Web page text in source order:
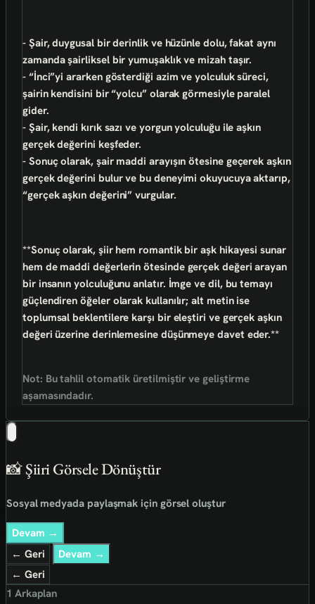
- Şair,duygusal bir derinlik ve hüzünle dolu, fakat aynı
zamandaşairliksel bir yumuşaklık ve mizahtaşır.
- “İnci”yi ararken gösterdiği azim ve yolculuk süreci,
şairin kendisini bir “yolcu” olarak görmesiyle paralel
gider.
- Şair, kendi kırık sazı ve yorgun yolculuğuile aşkın
gerçek değerini keşfeder.
- Sonuç olarak, şair maddi arayışın ötesine geçerek aşkın
gerçek değerini bulurve bu deneyimi okuyucuya aktarıp,
“gerçek aşkın değerini” vurgular.
**Sonuç olarak, şiir hem romantik bir aşk hikayesi sunar
hem de maddi değerlerin ötesinde gerçek değeri arayan
bir insanın yolculuğunu anlatır. İmge ve dil, bu temayı
güçlendiren öğeler olarak kullanılır; alt metin ise
toplumsal beklentilere karşı bir eleştiri ve gerçek aşkın
değeri üzerine derinlemesine düşünmeye davet eder.**
Not: Bu tahlil otomatik üretilmiştir ve geliştirme
aşamasındadır.
📸 Şiiri Görsele Dönüştür
Sosyal medyada paylaşmak için görsel oluştur
Devam →
← Geri
Devam →
← Geri
1 Arkaplan